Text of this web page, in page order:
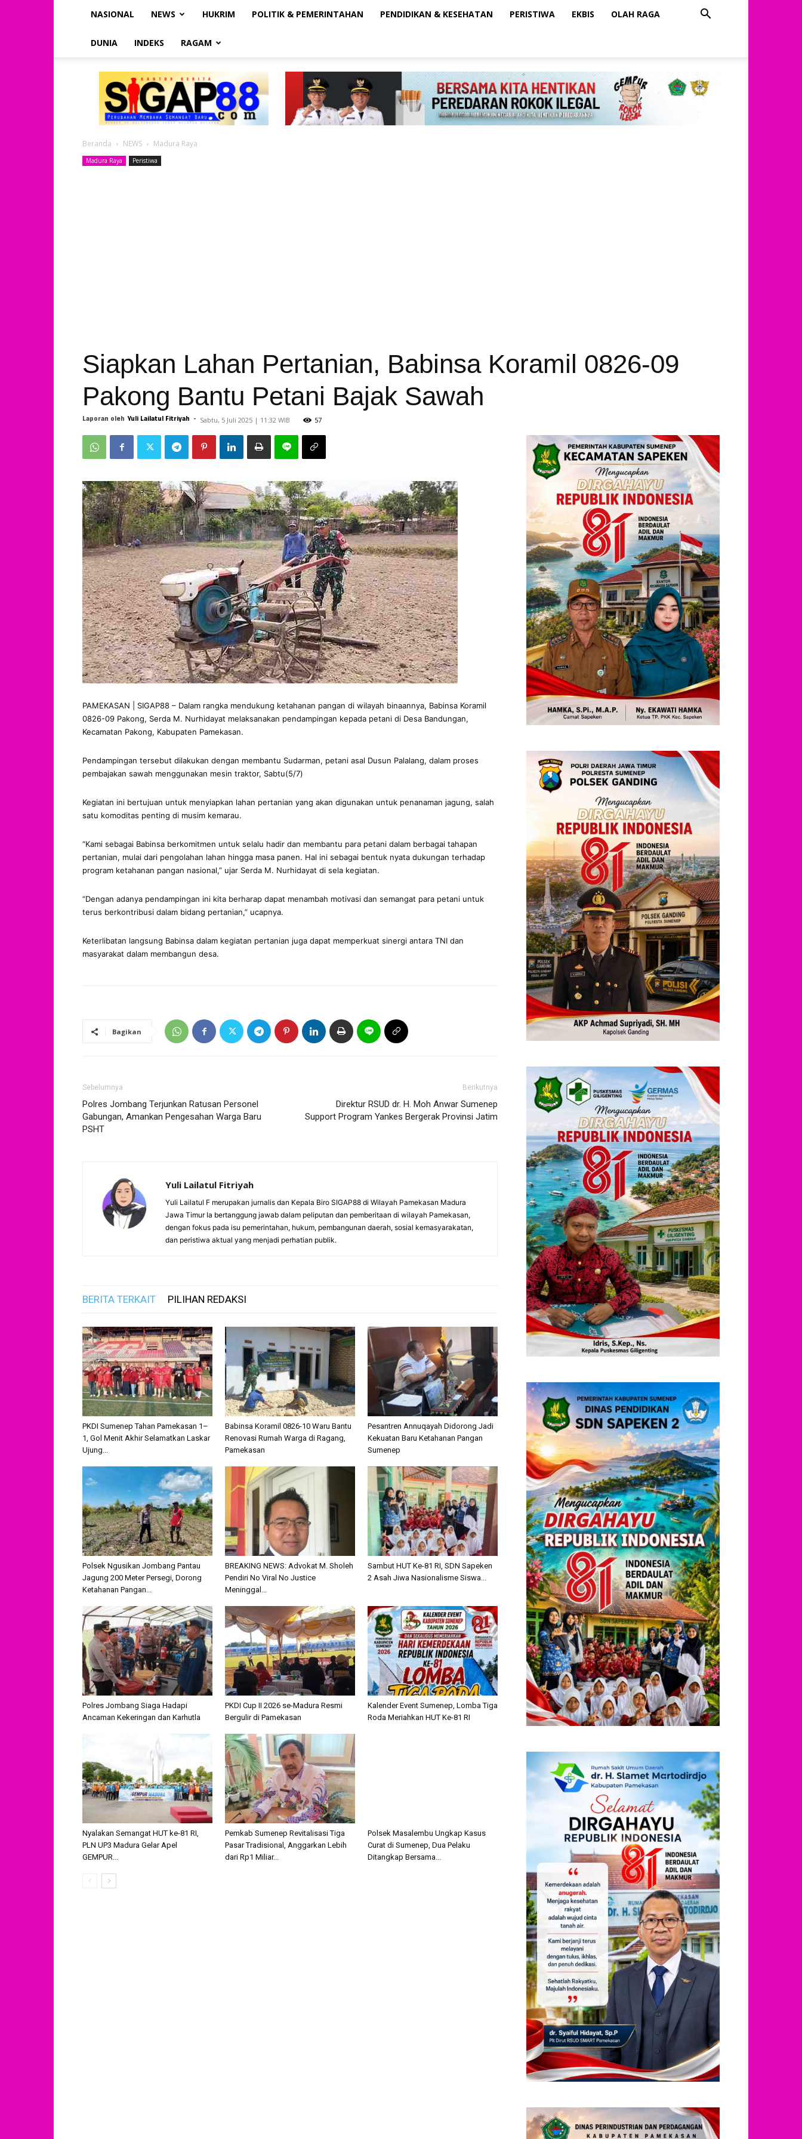
NASIONAL NEWS HUKRIM POLITIK & PEMERINTAHAN PENDIDIKAN & KESEHATAN PERISTIWA EKBIS OLAH RAGA
DUNIA INDEKS RAGAM
SIGAP88
Beranda NEWS Madura Raya
Madura Raya Peristiwa
Siapkan Lahan Pertanian, Babinsa Koramil 0826-09
Pakong Bantu Petani Bajak Sawah
Laporan oleh Yuli Lailatul Fitriyah - Sabtu, 5 Juli 2025 | 11:32 WIB 57
PAMEKASAN | SIGAP88 – Dalam rangka mendukung ketahanan pangan di wilayah binaannya, Babinsa Koramil
0826-09 Pakong, Serda M. Nurhidayat melaksanakan pendampingan kepada petani di Desa Bandungan,
Kecamatan Pakong, Kabupaten Pamekasan.
Pendampingan tersebut dilakukan dengan membantu Sudarman, petani asal Dusun Palalang, dalam proses
pembajakan sawah menggunakan mesin traktor, Sabtu(5/7)
Kegiatan ini bertujuan untuk menyiapkan lahan pertanian yang akan digunakan untuk penanaman jagung, salah
satu komoditas penting di musim kemarau.
“Kami sebagai Babinsa berkomitmen untuk selalu hadir dan membantu para petani dalam berbagai tahapan
pertanian, mulai dari pengolahan lahan hingga masa panen. Hal ini sebagai bentuk nyata dukungan terhadap
program ketahanan pangan nasional,” ujar Serda M. Nurhidayat di sela kegiatan.
“Dengan adanya pendampingan ini kita berharap dapat menambah motivasi dan semangat para petani untuk
terus berkontribusi dalam bidang pertanian,” ucapnya.
Keterlibatan langsung Babinsa dalam kegiatan pertanian juga dapat memperkuat sinergi antara TNI dan
masyarakat dalam membangun desa.
Bagikan
Sebelumnya
Polres Jombang Terjunkan Ratusan Personel
Gabungan, Amankan Pengesahan Warga Baru
PSHT
Berikutnya
Direktur RSUD dr. H. Moh Anwar Sumenep
Support Program Yankes Bergerak Provinsi Jatim
Yuli Lailatul Fitriyah
Yuli Lailatul F merupakan jurnalis dan Kepala Biro SIGAP88 di Wilayah Pamekasan Madura
Jawa Timur Ia bertanggung jawab dalam peliputan dan pemberitaan di wilayah Pamekasan,
dengan fokus pada isu pemerintahan, hukum, pembangunan daerah, sosial kemasyarakatan,
dan peristiwa aktual yang menjadi perhatian publik.
BERITA TERKAIT PILIHAN REDAKSI
PKDI Sumenep Tahan Pamekasan 1–
1, Gol Menit Akhir Selamatkan Laskar
Ujung...
Babinsa Koramil 0826-10 Waru Bantu
Renovasi Rumah Warga di Ragang,
Pamekasan
Pesantren Annuqayah Didorong Jadi
Kekuatan Baru Ketahanan Pangan
Sumenep
Polsek Ngusikan Jombang Pantau
Jagung 200 Meter Persegi, Dorong
Ketahanan Pangan...
BREAKING NEWS: Advokat M. Sholeh
Pendiri No Viral No Justice
Meninggal...
Sambut HUT Ke-81 RI, SDN Sapeken
2 Asah Jiwa Nasionalisme Siswa...
Polres Jombang Siaga Hadapi
Ancaman Kekeringan dan Karhutla
PKDI Cup II 2026 se-Madura Resmi
Bergulir di Pamekasan
Kalender Event Sumenep, Lomba Tiga
Roda Meriahkan HUT Ke-81 RI
Nyalakan Semangat HUT ke-81 RI,
PLN UP3 Madura Gelar Apel
GEMPUR...
Pemkab Sumenep Revitalisasi Tiga
Pasar Tradisional, Anggarkan Lebih
dari Rp1 Miliar...
Polsek Masalembu Ungkap Kasus
Curat di Sumenep, Dua Pelaku
Ditangkap Bersama...